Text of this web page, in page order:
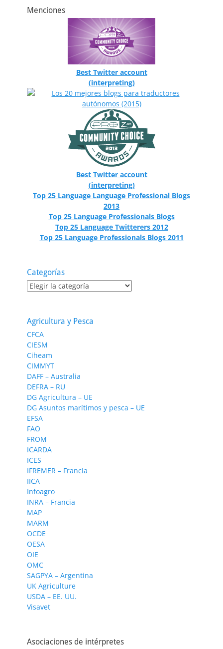
Menciones
Best Twitter account
(interpreting)
Best Twitter account
(interpreting)
Top 25 Language Language Professional Blogs
2013
Top 25 Language Professionals Blogs
Top 25 Language Twitterers 2012
Top 25 Language Professionals Blogs 2011
Categorías
Categorías
Agricultura y Pesca
CFCA
CIESM
Ciheam
CIMMYT
DAFF – Australia
DEFRA – RU
DG Agricultura – UE
DG Asuntos marítimos y pesca – UE
EFSA
FAO
FROM
ICARDA
ICES
IFREMER – Francia
IICA
Infoagro
INRA – Francia
MAP
MARM
OCDE
OESA
OIE
OMC
SAGPYA – Argentina
UK Agriculture
USDA – EE. UU.
Visavet
Asociaciones de intérpretes